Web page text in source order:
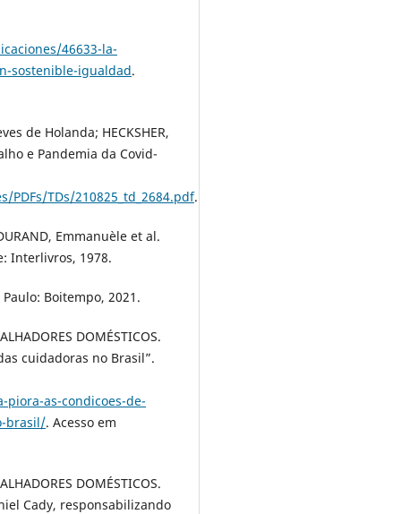
46633-la-
sostenible-igualdad.
de Holanda; HECKSHER,
e Pandemia da Covid-
TDs/210825_td_2684.pdf.
Emmanuèle et al.
Interlivros, 1978.
Boitempo, 2021.
DOMÉSTICOS.
cuidadoras no Brasil”.
as-condicoes-de-
brasil/. Acesso em
DOMÉSTICOS.
Cady, responsabilizando